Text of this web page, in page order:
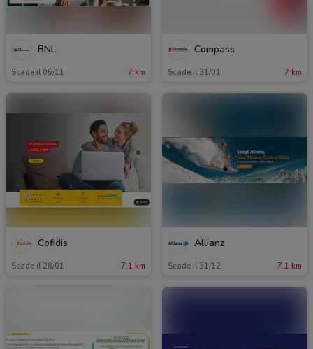
BNL
Scade il 05/11 7 km
Compass
Scade il 31/01 7 km
Cofidis
Scade il 28/01 7.1 km
Allianz
Scade il 31/12 7.1 km